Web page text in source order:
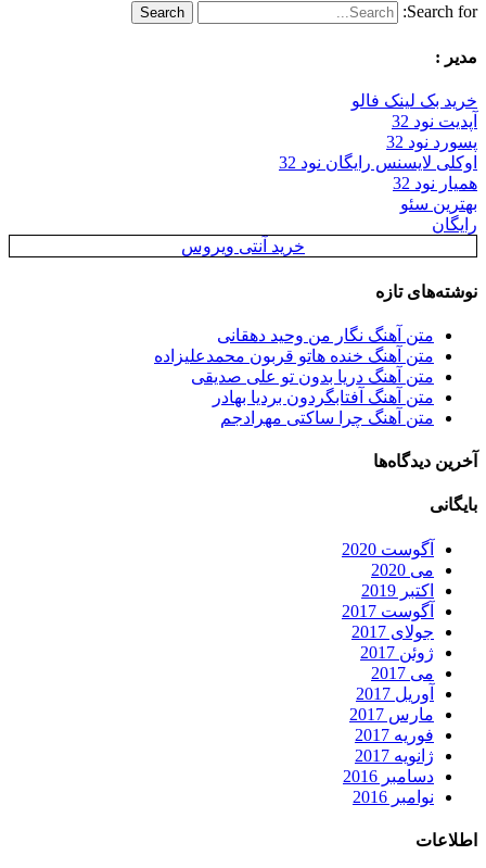
Search for:
مدیر :
خرید بک لینک فالو
آپدیت نود 32
پسورد نود 32
اوکلی لایسنس رایگان نود 32
همیار نود 32
بهترین سئو
رایگان
خرید آنتی ویروس
نوشته‌های تازه
متن آهنگ نگار من وحید دهقانی
متن آهنگ خنده هاتو قربون محمدعلیزاده
متن آهنگ دریا بدون تو علی صدیقی
متن آهنگ آفتابگردون بردیا بهادر
متن آهنگ چرا ساکتی مهرادجم
آخرین دیدگاه‌ها
بایگانی
آگوست 2020
می 2020
اکتبر 2019
آگوست 2017
جولای 2017
ژوئن 2017
می 2017
آوریل 2017
مارس 2017
فوریه 2017
ژانویه 2017
دسامبر 2016
نوامبر 2016
اطلاعات